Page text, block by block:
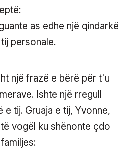
as edhe një qindarkë
personale.
një frazë e bërë për t'u
Ishte një rregull
e tij. Gruaja e tij, Yvonne,
vogël ku shënonte çdo